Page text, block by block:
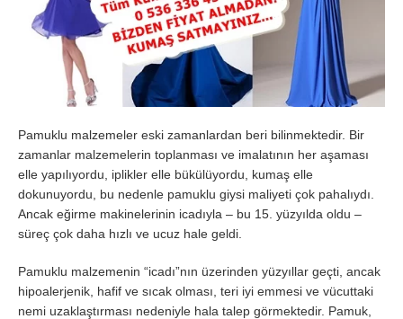
Pamuklu malzemeler eski zamanlardan beri bilinmektedir. Bir
zamanlar malzemelerin toplanması ve imalatının her aşaması
elle yapılıyordu, iplikler elle bükülüyordu, kumaş elle
dokunuyordu, bu nedenle pamuklu giysi maliyeti çok pahalıydı.
Ancak eğirme makinelerinin icadıyla – bu 15. yüzyılda oldu –
süreç çok daha hızlı ve ucuz hale geldi.
Pamuklu malzemenin “icadı”nın üzerinden yüzyıllar geçti, ancak
hipoalerjenik, hafif ve sıcak olması, teri iyi emmesi ve vücuttaki
nemi uzaklaştırması nedeniyle hala talep görmektedir. Pamuk,